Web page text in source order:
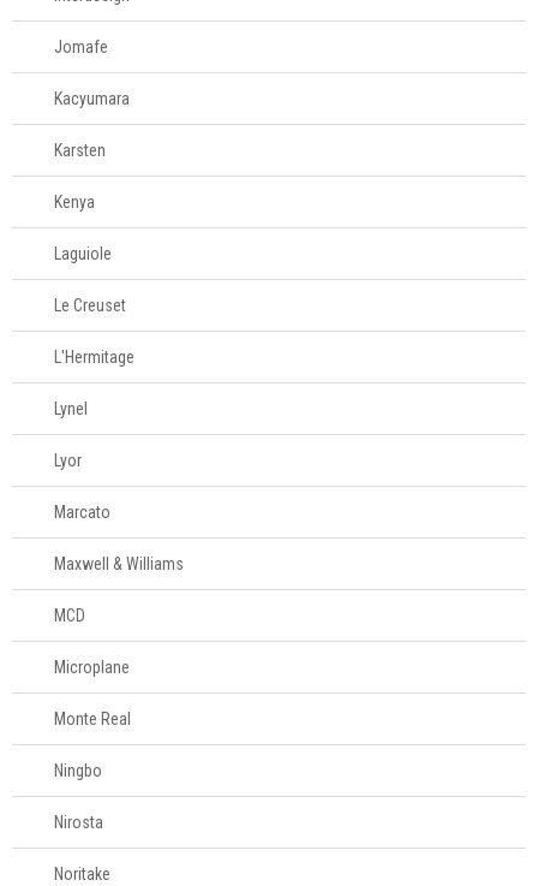
Acessórios para
servir
Churrasco
Linha infantil
Panelas
Eletros
Mesa
Cama e banho
Móveis
Decoração
Login
Criar conta
Pesquisar Lista
61
996581061
Jomafe
Kacyumara
Karsten
Kenya
Laguiole
Le Creuset
L'Hermitage
Lynel
Lyor
Marcato
Maxwell & Williams
MCD
Microplane
Monte Real
Ningbo
Nirosta
Noritake